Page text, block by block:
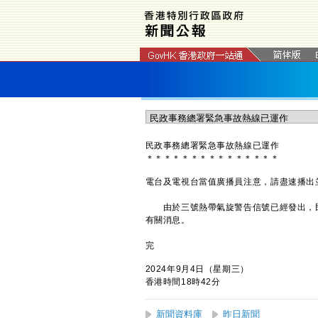
民政事務總署緊急事故熱線已運作
＊ ＊ ＊ ＊ ＊ ＊ ＊ ＊ ＊ ＊ ＊ ＊ ＊ ＊ ＊
電台及電視台當值廣播員注意，請盡速播
由於三號熱帶氣旋警告信號已經發出，
有關消息。
完
2024年9月4日（星期三）
香港時間18時42分
新聞資料庫 昨日新聞